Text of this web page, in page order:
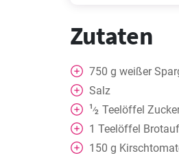
Zutaten
750 g weißer
Salz
1⁄2 Teelöffel
1 Teelöffel
150 g